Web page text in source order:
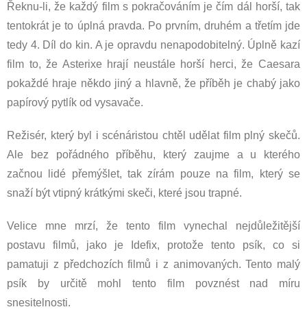
Řeknu-li, že každý film s pokračováním je čím dál horší, tak
tentokrát je to úplná pravda. Po prvním, druhém a třetím jde
tedy 4. Díl do kin. A je opravdu nenapodobitelný. Úplně kazí
film to, že Asterixe hrají neustále horší herci, že Caesara
pokaždé hraje někdo jiný a hlavně, že příběh je chabý jako
papírový pytlík od vysavače.
Režisér, který byl i scénáristou chtěl udělat film plný skečů.
Ale bez pořádného příběhu, který zaujme a u kterého
začnou lidé přemýšlet, tak zírám pouze na film, který se
snaží být vtipný krátkými skeči, které jsou trapné.
Velice mne mrzí, že tento film vynechal nejdůležitější
postavu filmů, jako je Idefix, protože tento psík, co si
pamatuji z předchozích filmů i z animovaných. Tento malý
psík by určitě mohl tento film povznést nad míru
snesitelnosti.